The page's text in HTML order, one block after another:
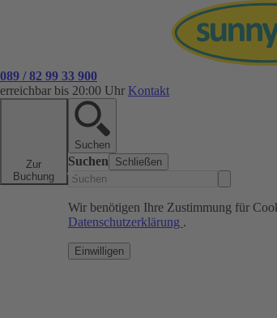
089 / 82 99 33 900
erreichbar bis 20:00 Uhr Kontakt
Zur
Buchung
Suchen
Suchen Schließen
Wir benötigen Ihre Zustimmung für
Datenschutzerklärung .
Einwilligen